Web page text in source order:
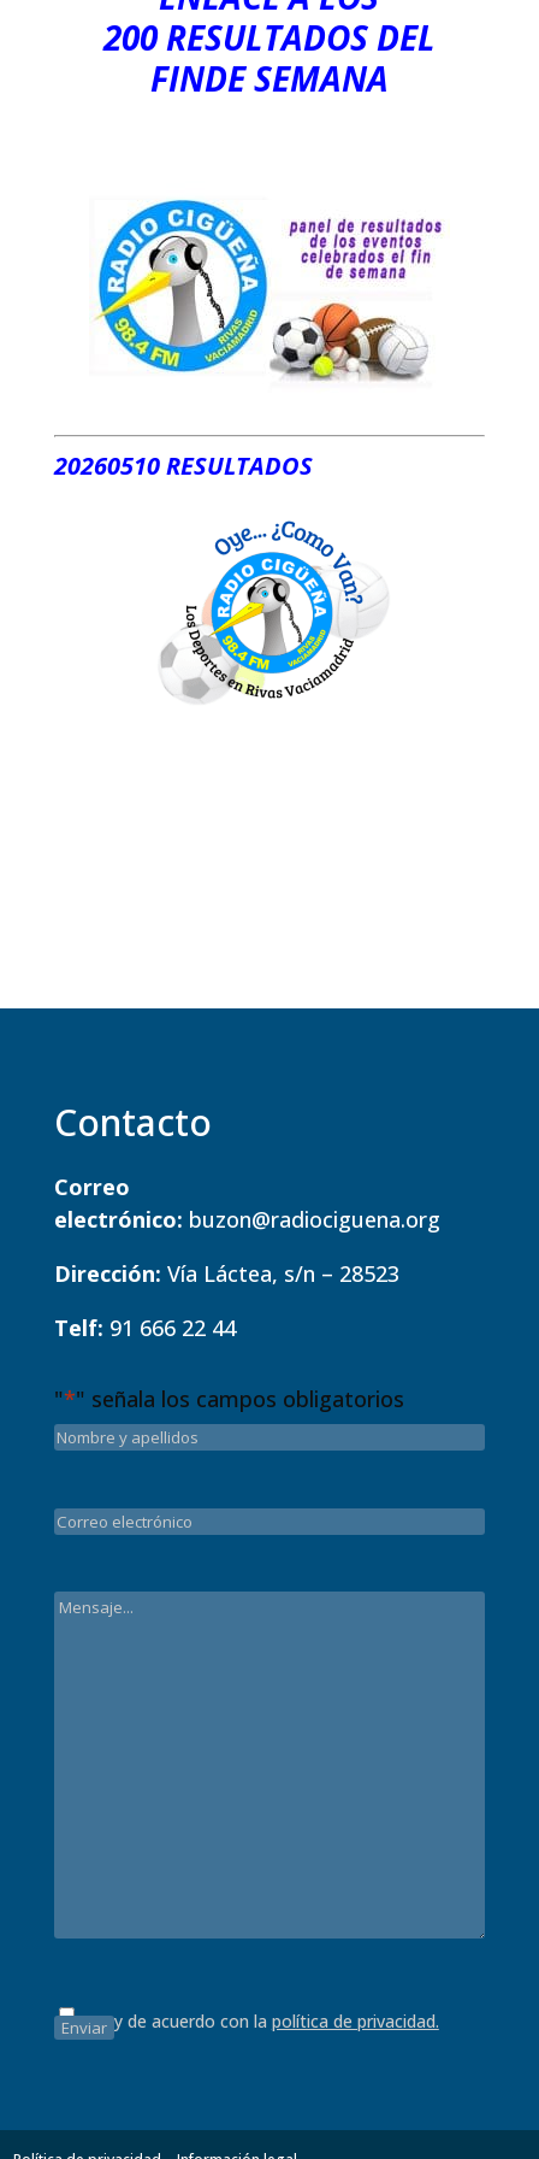
200RESULTADOS DEL
FINDE SEMANA
20260510 RESULTADOS
Contacto
Correo
electrónico: buzon@radiociguena.org
Dirección: Vía Láctea, s/n – 28523
Telf: 91 666 22 44
"*" señala los campos obligatorios
Estoy de acuerdo con la política de privacidad.